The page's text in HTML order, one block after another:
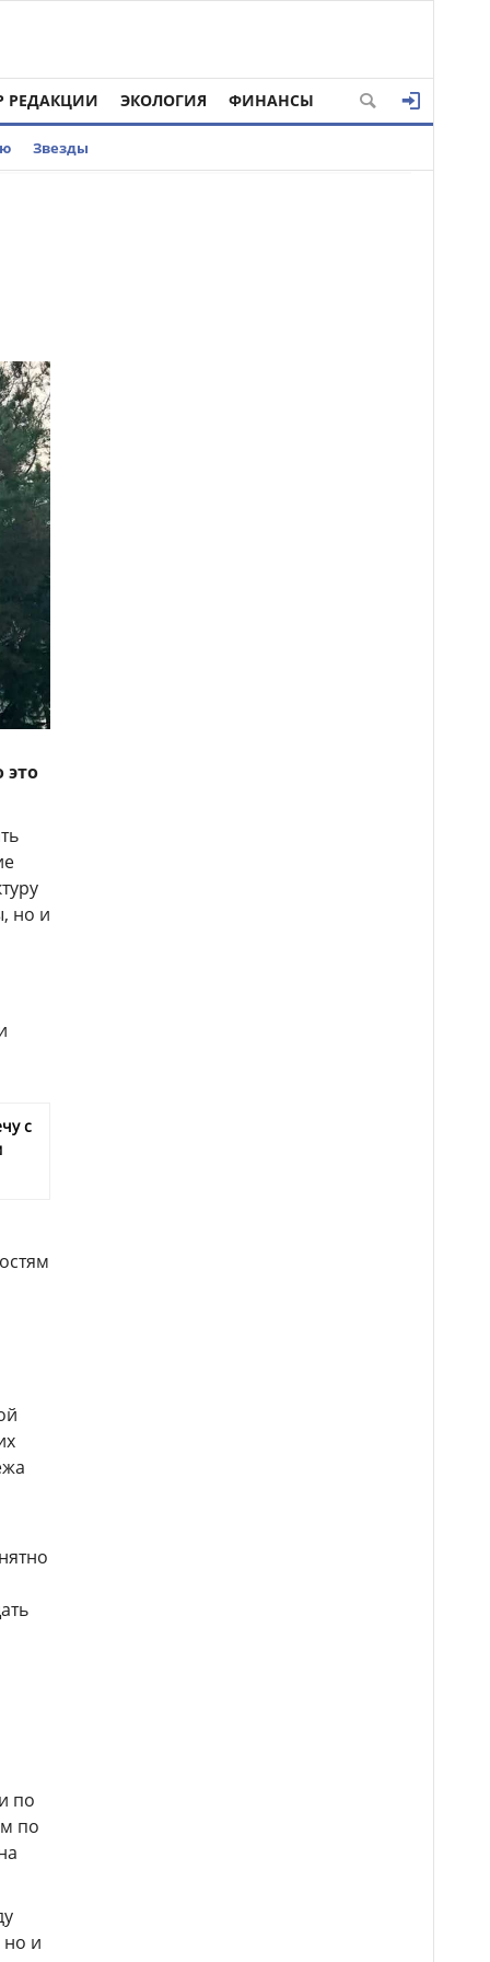
РЕДАКЦИИ ЭКОЛОГИЯ ФИНАНСЫ
Звезды
это
но и
с
по
по
но и